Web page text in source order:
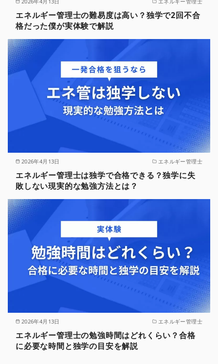
エネルギー管理士の難易度は高い？独学で2回不合
格だった僕が実体験で解説
2026年4月13日 エネルギー管理士
エネルギー管理士は独学で合格できる？独学に失
敗しない現実的な勉強方法とは？
2026年4月13日 エネルギー管理士
エネルギー管理士の勉強時間はどれくらい？合格
に必要な時間と独学の目安を解説